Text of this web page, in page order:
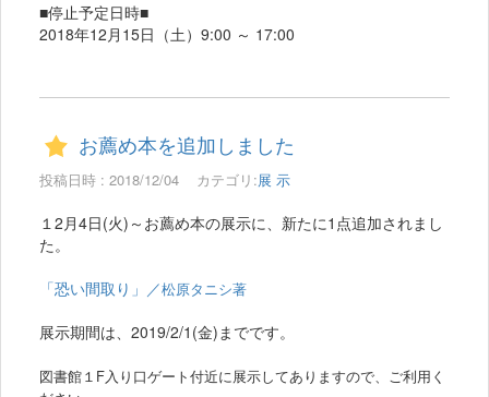
■停止予定日時■
2018年12月15日（土）9:00 ～ 17:00
お薦め本を追加しました
投稿日時 : 2018/12/04 カテゴリ:展 示
１2月4日(火)～お薦め本の展示に、新たに1点追加されまし
た。
「恐い間取り」／松原タニシ著
展示期間は、2019/2/1(金)までです。
図書館１F入り口ゲート付近に展示してありますので、ご利用く